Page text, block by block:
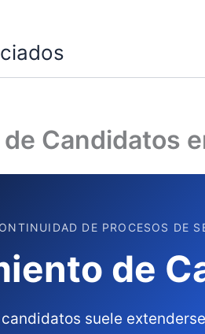
Candidatos
DE PROCESOS DE
de
suele